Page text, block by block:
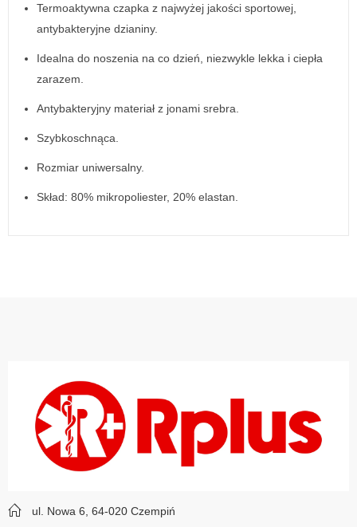
Termoaktywna czapka z najwyżej jakości sportowej,
antybakteryjne dzianiny.
Idealna do noszenia na co dzień, niezwykle lekka i ciepła
zarazem.
Antybakteryjny materiał z jonami srebra.
Szybkoschnąca.
Rozmiar uniwersalny.
Skład: 80% mikropoliester, 20% elastan.
ul. Nowa 6, 64-020 Czempiń